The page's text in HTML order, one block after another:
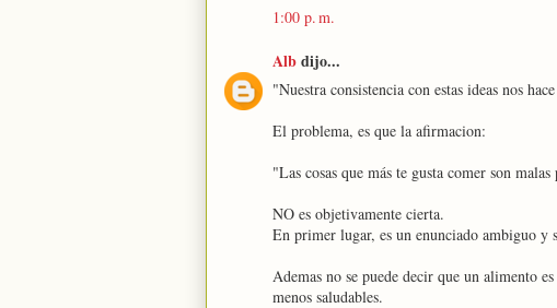
1:00 p. m.
Albdijo...
"Nuestra consistencia con estas ideas nos
El problema, es que la afirmacion:
"Las cosas que más te gusta comer son
NO es objetivamente cierta.
En primer lugar, es un enunciado ambiguo
Ademas no se puede decir que un alimento
menos saludables.